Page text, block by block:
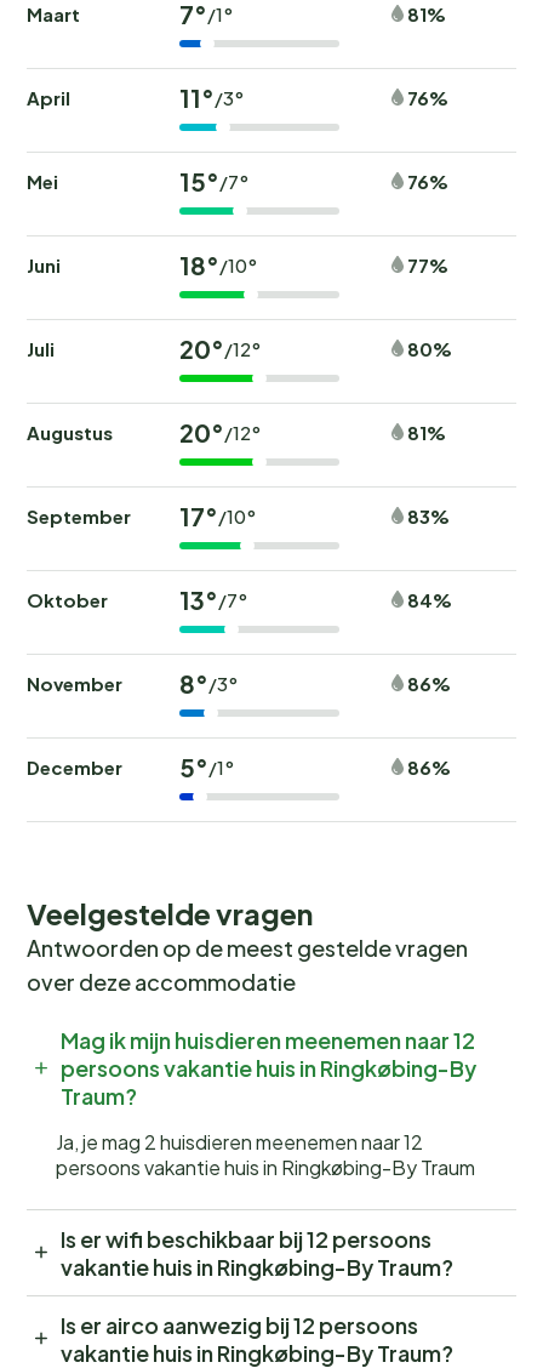
Maart 7°/1° 81%
April 11°/3° 76%
Mei 15°/7° 76%
Juni 18°/10° 77%
Juli 20°/12° 80%
Augustus 20°/12° 81%
September 17°/10° 83%
Oktober 13°/7° 84%
November 8°/3° 86%
December 5°/1° 86%
Veelgestelde vragen
Antwoorden op de meest gestelde vragen
over deze accommodatie
Mag ik mijn huisdieren meenemen naar 12
persoons vakantie huis in Ringkøbing-By
Traum?
Ja, je mag 2 huisdieren meenemen naar 12
persoons vakantie huis in Ringkøbing-By Traum
Is er wifi beschikbaar bij 12 persoons
vakantie huis in Ringkøbing-By Traum?
Is er airco aanwezig bij 12 persoons
vakantie huis in Ringkøbing-By Traum?